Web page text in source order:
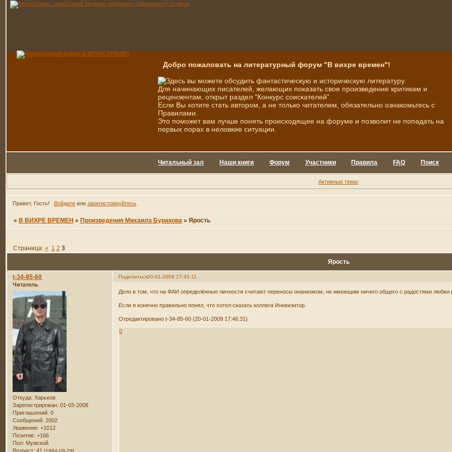
Добро пожаловать на литературный форум "В вихре времен"!
Здесь вы можете обсудить фантастическую и историческую литературу.
Для начинающих писателей, желающих показать свое произведение критикам и
рецензентам, открыт раздел "Конкурс соискателей".
Если Вы хотите стать автором, а не только читателем, обязательно ознакомьтесь с
Правилами.
Это поможет вам лучше понять происходящее на форуме и позволит не попадать на
первых порах в неловкие ситуации.
Читальный зал Наши книги Форум Участники Правила FAQ Поиск
Активные темы
Привет, Гость! Войдитеили зарегистрируйтесь.
» В ВИХРЕ ВРЕМЕН » Произведения Михаила Буракова » Ярость
Ярость
Страница: « 1 2 3
Поделиться20-01-2009 17:45:11
t-34-85-60
Читатель
Откуда: Харьков
Зарегистрирован: 01-03-2008
Приглашений: 0
Сообщений: 2002
Уважение: +1012
Позитив: +166
Пол: Мужской
Возраст: 41[1984-09-29]
Дело в том, что на ФАИ определённые личности считают переносы онанизмом, не имеющим ничего общего с радостями
Если я конечно правильно понял, что хотел сказать коллега Инквизитор.
Отредактировано t-34-85-60 (20-01-2009 17:46:31)
0